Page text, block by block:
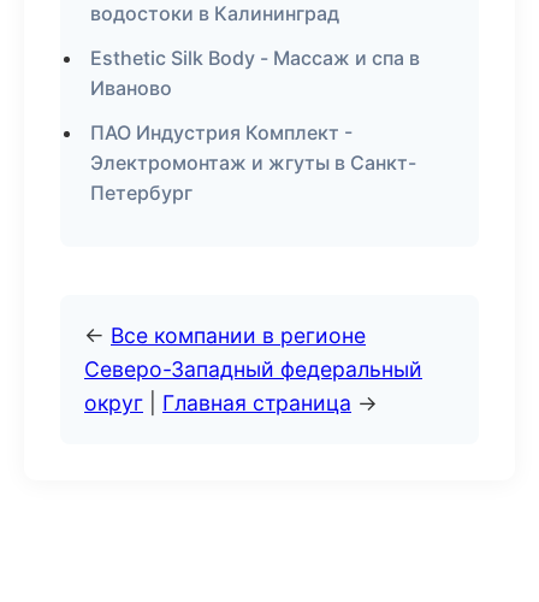
водостоки в Калининград
Esthetic Silk Body - Массаж и спа в
Иваново
ПАО Индустрия Комплект -
Электромонтаж и жгуты в Санкт-
Петербург
← Все компании в регионе
Северо-Западный федеральный
округ
Главная страница →